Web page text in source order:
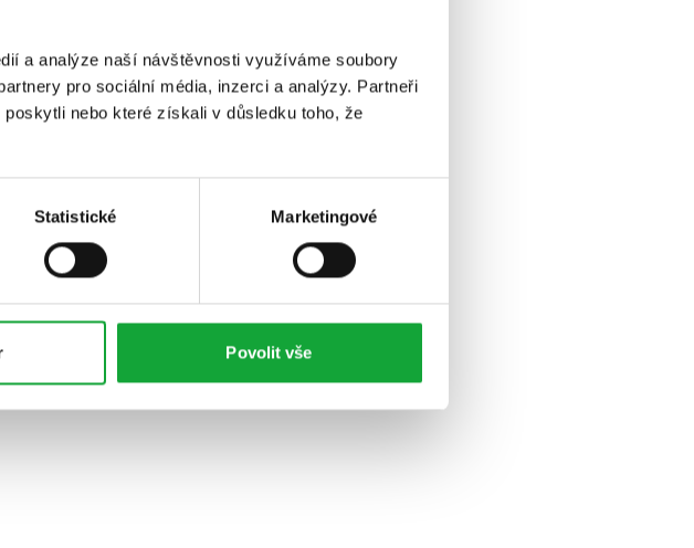
a analýze naší návštěvnosti využíváme soubory
pro sociální média, inzerci a analýzy. Partneři
nebo které získali v důsledku toho, že
Statistické Marketingové
Povolit vše